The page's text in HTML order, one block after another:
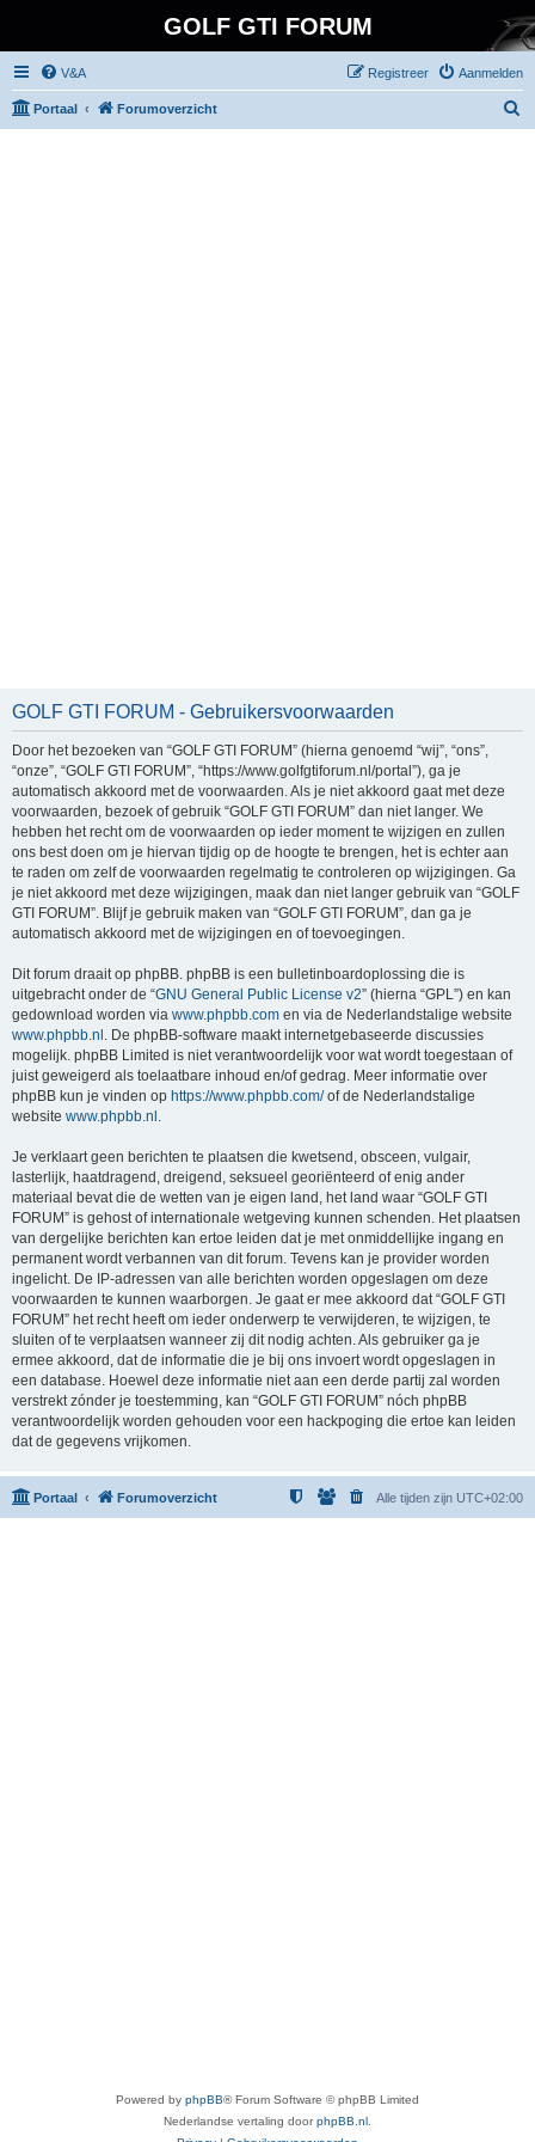
GOLF GTI FORUM
V&A Aanmelden
Registreer
Portaal Forumoverzicht
GOLF GTI FORUM - Gebruikersvoorwaarden
Door het bezoeken van “GOLF GTI FORUM” (hierna genoemd “wij”, “ons”,
“onze”, “GOLF GTI FORUM”, “https://www.golfgtiforum.nl/portal”), ga je
automatisch akkoord met de voorwaarden. Als je niet akkoord gaat met deze
voorwaarden, bezoek of gebruik “GOLF GTI FORUM” dan niet langer. We
hebben het recht om de voorwaarden op ieder moment te wijzigen en zullen
ons best doen om je hiervan tijdig op de hoogte te brengen, het is echter aan
te raden om zelf de voorwaarden regelmatig te controleren op wijzigingen. Ga
je niet akkoord met deze wijzigingen, maak dan niet langer gebruik van “GOLF
GTI FORUM”. Blijf je gebruik maken van “GOLF GTI FORUM”, dan ga je
automatisch akkoord met de wijzigingen en of toevoegingen.
Dit forum draait op phpBB. phpBB is een bulletinboardoplossing die is
uitgebracht onder de “GNU General Public License v2” (hierna “GPL”) en kan
gedownload worden via www.phpbb.com en via de Nederlandstalige website
www.phpbb.nl . De phpBB-software maakt internetgebaseerde discussies
mogelijk. phpBB Limited is niet verantwoordelijk voor wat wordt toegestaan of
juist geweigerd als toelaatbare inhoud en/of gedrag. Meer informatie over
phpBB kun je vinden op https://www.phpbb.com/of de Nederlandstalige
website www.phpbb.nl .
Je verklaart geen berichten te plaatsen die kwetsend, obsceen, vulgair,
lasterlijk, haatdragend, dreigend, seksueel georiënteerd of enig ander
materiaal bevat die de wetten van je eigen land, het land waar “GOLF GTI
FORUM” is gehost of internationale wetgeving kunnen schenden. Het plaatsen
van dergelijke berichten kan ertoe leiden dat je met onmiddellijke ingang en
permanent wordt verbannen van dit forum. Tevens kan je provider worden
ingelicht. De IP-adressen van alle berichten worden opgeslagen om deze
voorwaarden te kunnen waarborgen. Je gaat er mee akkoord dat “GOLF GTI
FORUM” het recht heeft om ieder onderwerp te verwijderen, te wijzigen, te
sluiten of te verplaatsen wanneer zij dit nodig achten. Als gebruiker ga je
ermee akkoord, dat de informatie die je bij ons invoert wordt opgeslagen in
een database. Hoewel deze informatie niet aan een derde partij zal worden
verstrekt zónder je toestemming, kan “GOLF GTI FORUM” nóch phpBB
verantwoordelijk worden gehouden voor een hackpoging die ertoe kan leiden
dat de gegevens vrijkomen.
Portaal Forumoverzicht Alle tijden zijn UTC+02:00
Powered by phpBB® Forum Software © phpBB Limited
Nederlandse vertaling doorphpBB.nl